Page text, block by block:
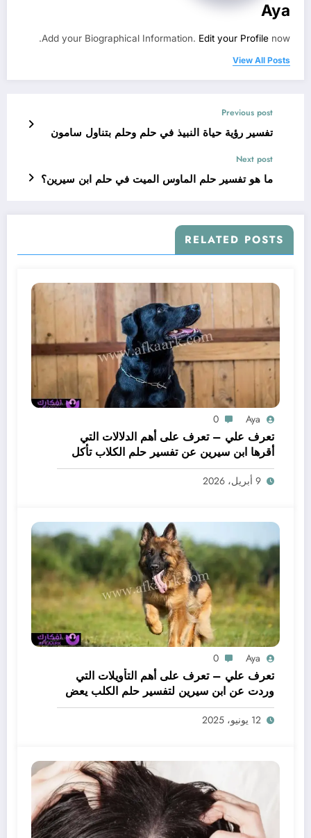
Aya
Add your Biographical Information. Edit your Profile now.
View All Posts
Previous post
تفسير رؤية حياة النبيذ في حلم وحلم بتناول سامون
Next post
ما هو تفسير حلم الماوس الميت في حلم ابن سيرين؟
RELATED POSTS
Aya
0
تعرف علي – تعرف على أهم الدلالات التي
أقرها ابن سيرين عن تفسير حلم الكلاب تأكل
لحم – بالتفصيل
9 أبريل، 2026
Aya
0
تعرف علي – تعرف على أهم التأويلات التي
وردت عن ابن سيرين لتفسير حلم الكلب يعض
يدي – بالتفصيل
12 يونيو، 2025